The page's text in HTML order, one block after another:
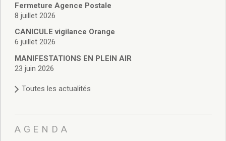
Cadastre
Plan Local d’Urbanisme intercommunal
Actes d’état civil
Budgets
Budget de Fonctionnement
Budget d’Investissement
Règlement du conseil municipal
Délibérations 2024
Fermeture Agence Postale
8 juillet 2026
CANICULE vigilance Orange
6 juillet 2026
MANIFESTATIONS EN PLEIN AIR
23 juin 2026
Toutes les actualités
AGENDA